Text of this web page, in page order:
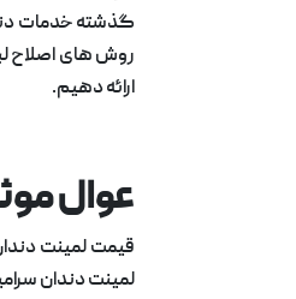
گذشته خدمات
روش های اصلاح
ارائه دهیم.
عوال
قيمت لمينت
لمینت دندان